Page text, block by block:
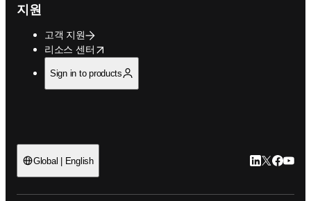
지원
고객 지원
리소스 센터
opens in new tab/window
Sign in to products
Global | English LinkedIn 새
Twitter 새